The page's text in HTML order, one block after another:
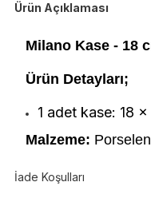
Ürün Açıklaması
Milano Kase - 18
Ürün Detayları;
1 adet kase: 18
Malzeme: Porselen
İade Koşulları